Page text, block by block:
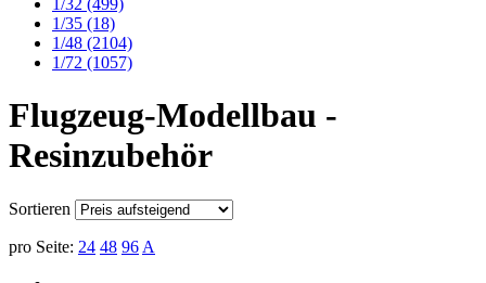
1/35 (18)
1/48 (2104)
1/72 (1057)
Flugzeug-Modellbau -
Resinzubehör
Sortieren
pro Seite: 24 48 96 A